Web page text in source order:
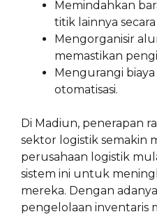
Memindahkan
titik lainnya
Mengorganisir
memastikan
Mengurangi
otomatisasi.
Di Madiun, penerapan
sektor logistik semakin
perusahaan logistik
sistem ini untuk
mereka. Dengan
pengelolaan inventaris